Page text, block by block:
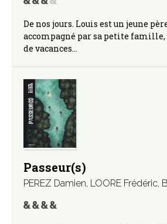
De nos jours. Louis est un jeune
accompagné par sa petite famille,
de vacances…
Passeur(s)
PEREZ Damien, LOORE Frédéric,